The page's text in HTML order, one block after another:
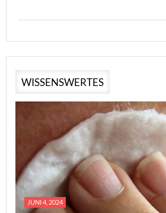
WISSENSWERTES
JUNI 4, 2024